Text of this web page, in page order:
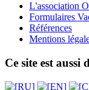
L'association
Formulaires
Références
Mentions
Ce site est aussi